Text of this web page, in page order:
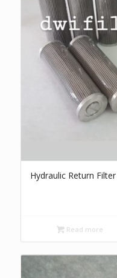
Hydraulic Return
Read more